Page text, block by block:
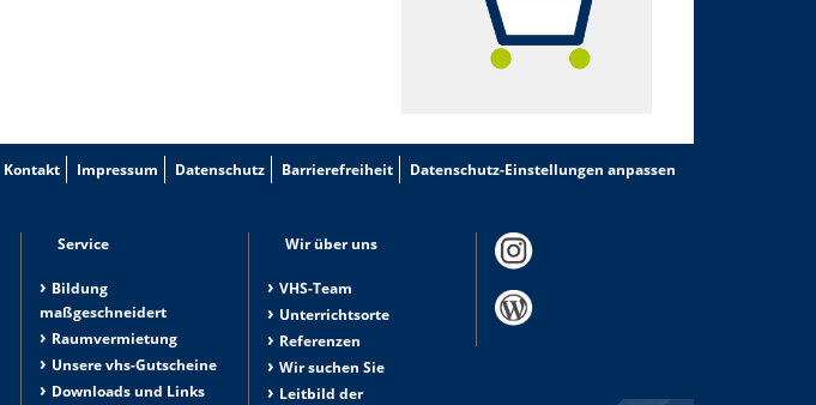
Kontakt Impressum Datenschutz Barrierefreiheit Datenschutz-Einstellungen anpassen
Service
Bildung
maßgeschneidert
Raumvermietung
Unsere vhs-Gutscheine
Downloads und Links
Wir über uns
VHS-Team
Unterrichtsorte
Referenzen
Wir suchen Sie
Leitbild der